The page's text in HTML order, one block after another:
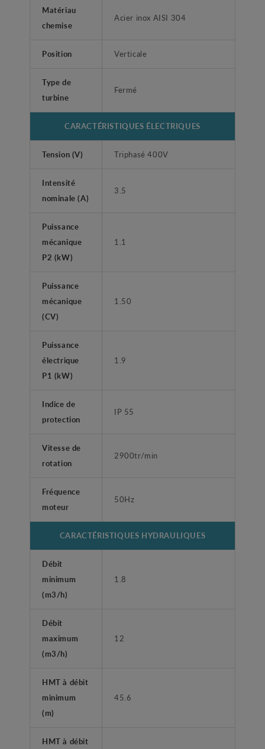
Matériau
chemise
Acier inox AISI 304
Position Verticale
Type de
turbine
Fermé
CARACTÉRISTIQUES ÉLECTRIQUES
Tension (V) Triphasé 400V
Intensité
nominale (A)
3.5
Puissance
mécanique
P2 (kW)
1.1
Puissance
mécanique
(CV)
1.50
Puissance
électrique
P1 (kW)
1.9
Indice de
protection
IP 55
Vitesse de
rotation
2900tr/min
Fréquence
moteur
50Hz
CARACTÉRISTIQUES HYDRAULIQUES
Débit
minimum
(m3/h)
1.8
Débit
maximum
(m3/h)
12
HMT à débit
minimum
(m)
45.6
HMT à débit